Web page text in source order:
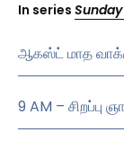
In series
ஆகஸ்ட் மாத
9 AM – சிறப்பு